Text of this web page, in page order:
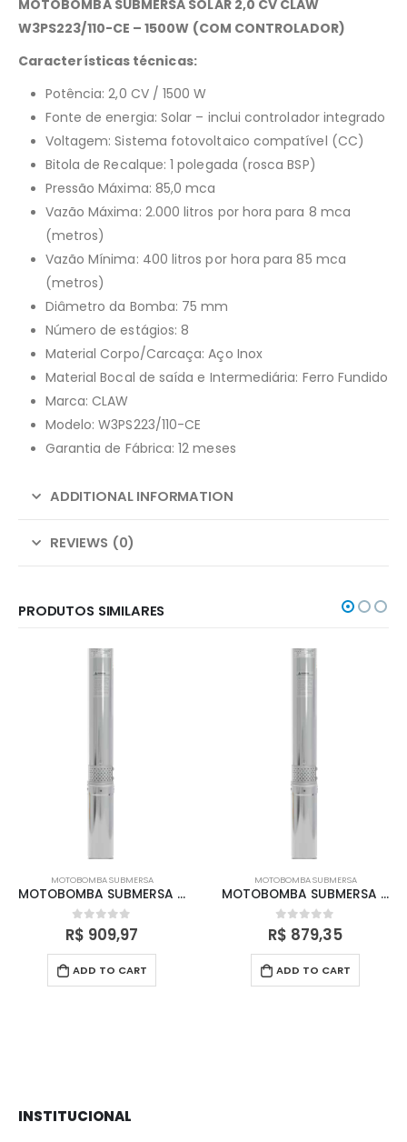
MOTOBOMBA SUBMERSA SOLAR 2,0 CV CLAW
W3PS223/110-CE – 1500W (COM CONTROLADOR)
Características técnicas:
Potência: 2,0 CV / 1500 W
Fonte de energia: Solar – inclui controlador integrado
Voltagem: Sistema fotovoltaico compatível (CC)
Bitola de Recalque: 1 polegada (rosca BSP)
Pressão Máxima: 85,0 mca
Vazão Máxima: 2.000 litros por hora para 8 mca
(metros)
Vazão Mínima: 400 litros por hora para 85 mca
(metros)
Diâmetro da Bomba: 75 mm
Número de estágios: 8
Material Corpo/Carcaça: Aço Inox
Material Bocal de saída e Intermediária: Ferro Fundido
Marca: CLAW
Modelo: W3PS223/110-CE
Garantia de Fábrica: 12 meses
ADDITIONAL INFORMATION
REVIEWS (0)
PRODUTOS SIMILARES
MOTOBOMBA SUBMERSA
MOTOBOMBA SUBMERSA 0,5 CV – W4SDIM2/5 – 220V S/ BOX CLAW
0out of 5
R$ 909,97
ADD TO CART
MOTOBOMBA SUBMERSA
MOTOBOMBA SUBMERSA 1,0 CV – W4SDIM4/6 – 220V S/ BOX CLAW
0out of 5
R$ 879,35
ADD TO CART
INSTITUCIONAL